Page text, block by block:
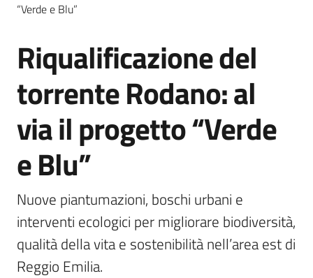
Servizi
Novità
Menu selezionato
Vivere
Reggio
Emilia
Tutti
“Verde e Blu”
Salta al contenuto
Riqualificazione del
torrente Rodano: al
via il progetto “Verde
e Blu”
Nuove piantumazioni, boschi urbani e
interventi ecologici per migliorare biodiversità,
qualità della vita e sostenibilità nell’area est di
Reggio Emilia.